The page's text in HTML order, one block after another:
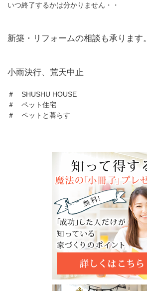
いつ終了するかは分かりません・・
新築・リフォームの相談も承ります。
小雨決行、荒天中止
＃ SHUSHU HOUSE
＃ ペット住宅
＃ ペットと暮らす